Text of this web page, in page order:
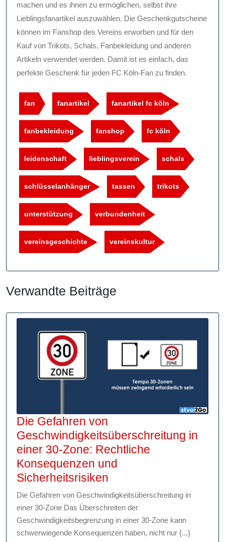
machen und es ihnen zu ermöglichen, selbst ihre
Lieblingsfanartikel auszuwählen. Die Geschenkgutscheine
können im Fanshop des Vereins erworben und für den
Kauf von Trikots, Schals, Fanbekleidung und anderen
Artikeln verwendet werden. Damit ist es einfach, das
perfekte Geschenk für jeden FC Köln-Fan zu finden.
fan fanartikel fanartikel fc köln
fanbekleidung fanshop fc köln
leidenschaft lieblingsverein schals
schlüsselanhänger tassen trikots
unterstützung verbundenheit
vereinsgeschichte vereinskultur
Verwandte Beiträge
Die Gefahren von
Geschwindigkeitsüberschreitung in
einer 30-Zone: Rechtliche
Konsequenzen und
Sicherheitsrisiken
Gefahren
von
in
Die Gefahren von Geschwindigkeitsüberschreitung in
einer 30-Zone Das Überschreiten der
Geschwindigkeitsbegrenzung in einer 30-Zone kann
schwerwiegende Konsequenzen haben, nicht nur {...}